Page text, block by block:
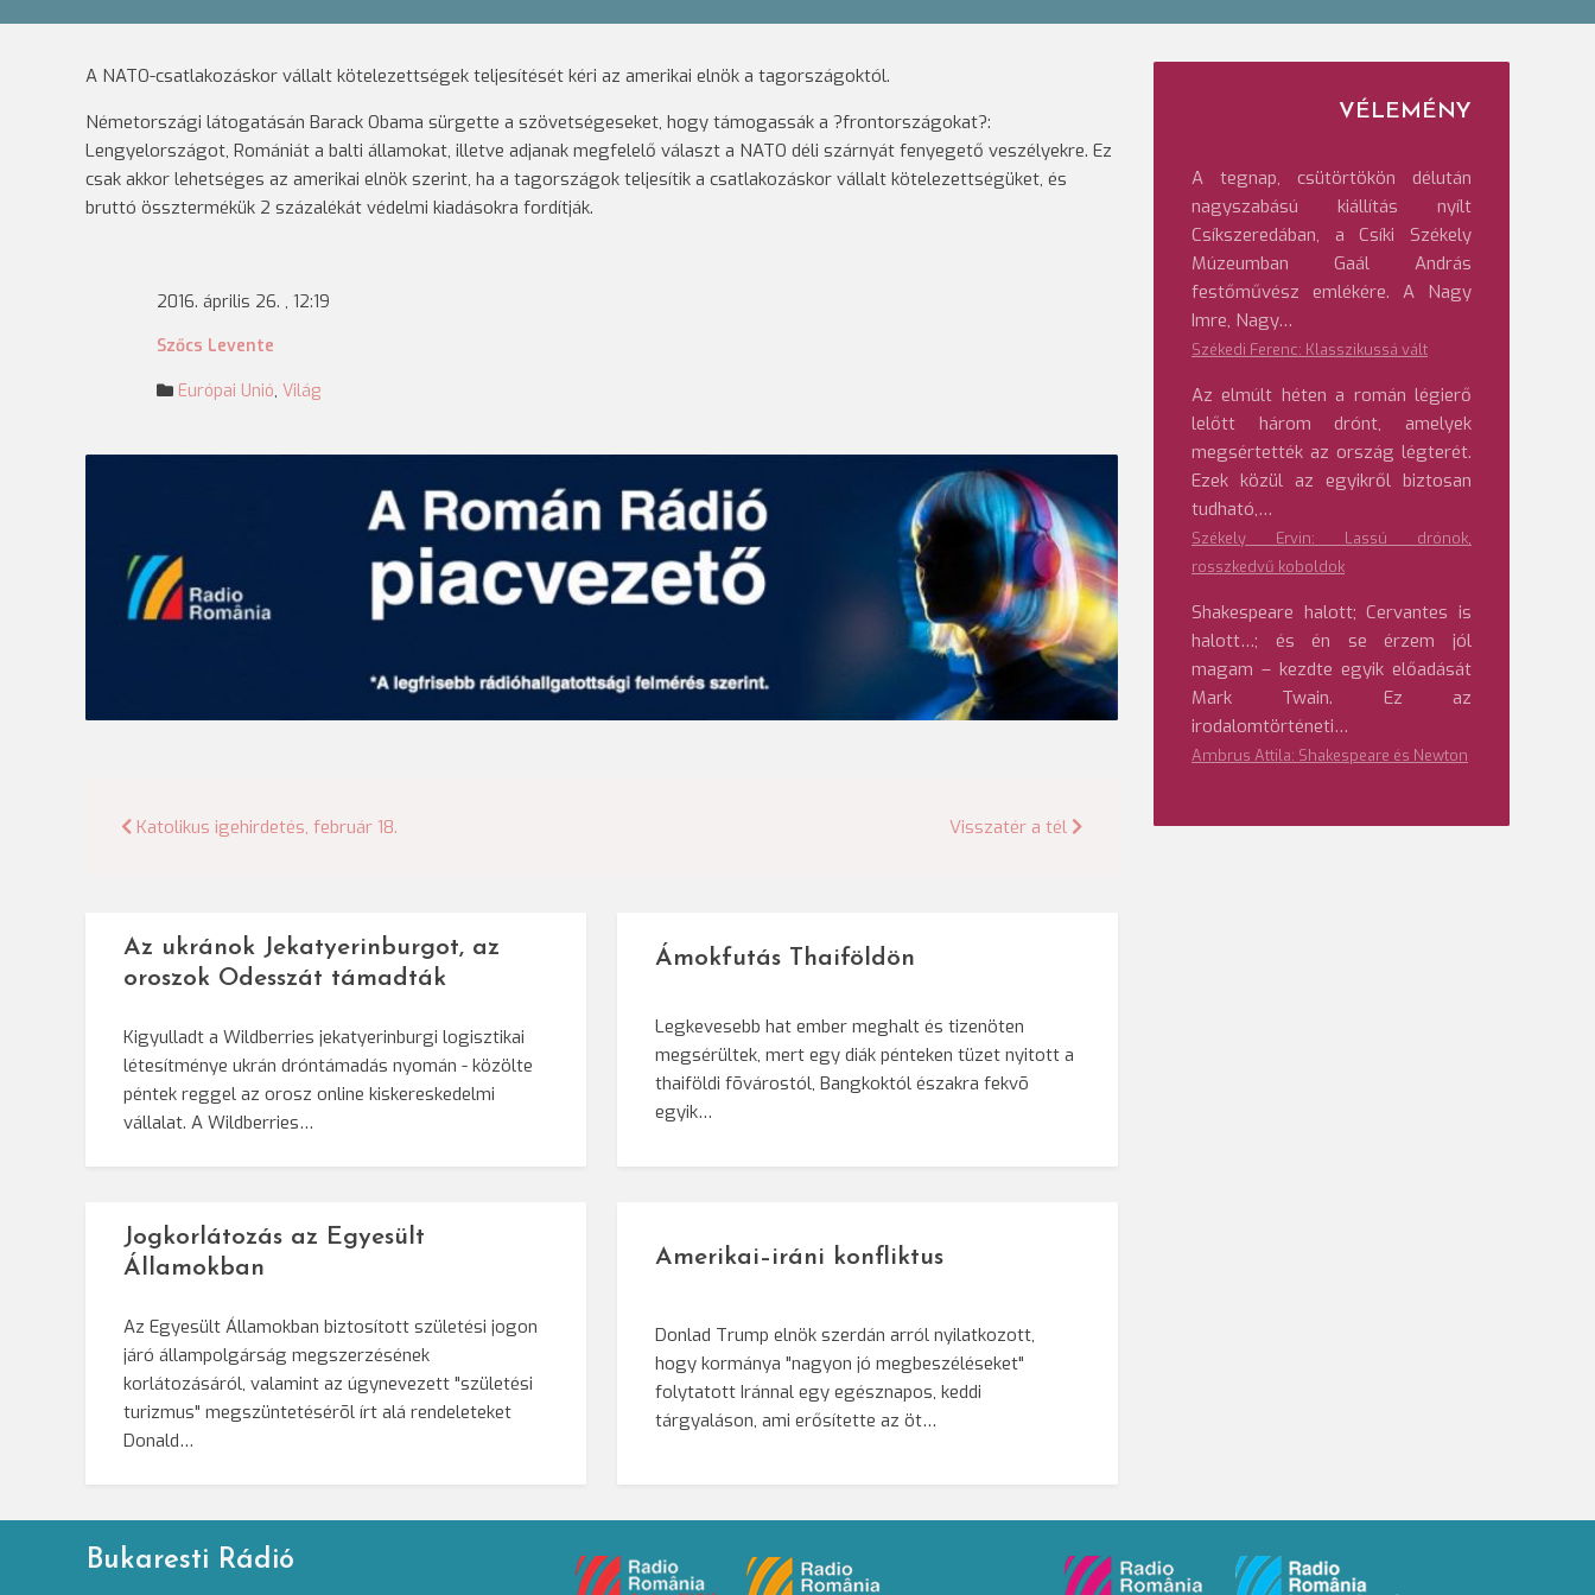
A NATO-csatlakozáskor vállalt kötelezettségek teljesítését kéri az amerikai elnök a tagországoktól.
Németországi látogatásán Barack Obama sürgette a szövetségeseket, hogy támogassák a ?frontországokat?:
Lengyelországot, Romániát a balti államokat, illetve adjanak megfelelő választ a NATO déli szárnyát fenyegető veszélyekre. Ez
csak akkor lehetséges az amerikai elnök szerint, ha a tagországok teljesítik a csatlakozáskor vállalt kötelezettségüket, és
bruttó össztermékük 2 százalékát védelmi kiadásokra fordítják.
2016. április 26. , 12:19
Szőcs Levente
Európai Unió, Világ
Bejegyzés
Katolikus igehirdetés, február 18. Visszatér a tél
Az ukránok Jekatyerinburgot, az
oroszok Odesszát támadták
Kigyulladt a Wildberries jekatyerinburgi logisztikai
létesítménye ukrán dróntámadás nyomán - közölte
péntek reggel az orosz online kiskereskedelmi
vállalat. A Wildberries…
Ámokfutás Thaiföldön
Legkevesebb hat ember meghalt és tizenöten
megsérültek, mert egy diák pénteken tüzet nyitott a
thaiföldi fõvárostól, Bangkoktól északra fekvõ
egyik…
Jogkorlátozás az Egyesült
Államokban
Az Egyesült Államokban biztosított születési jogon
járó állampolgárság megszerzésének
korlátozásáról, valamint az úgynevezett "születési
turizmus" megszüntetésérõl írt alá rendeleteket
Donald…
Amerikai–iráni konfliktus
Donlad Trump elnök szerdán arról nyilatkozott,
hogy kormánya "nagyon jó megbeszéléseket"
folytatott Iránnal egy egésznapos, keddi
tárgyaláson, ami erősítette az öt…
VÉLEMÉNY
A tegnap, csütörtökön délután
nagyszabású kiállítás nyílt
Csíkszeredában, a Csíki Székely
Múzeumban Gaál András
festőművész emlékére. A Nagy
Imre, Nagy…
Székedi Ferenc: Klasszikussá vált
Az elmúlt héten a román légierő
lelőtt három drónt, amelyek
megsértették az ország légterét.
Ezek közül az egyikről biztosan
tudható,…
Székely Ervin: Lassú drónok,
rosszkedvű koboldok
Shakespeare halott; Cervantes is
halott…; és én se érzem jól
magam – kezdte egyik előadását
Mark Twain. Ez az
irodalomtörténeti…
Ambrus Attila: Shakespeare és Newton
Bukaresti Rádió